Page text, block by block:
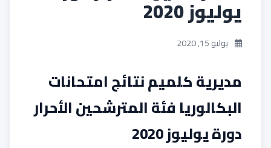
يوليوز 2020
يوليو 15, 2020
مديرية كلميم نتائج امتحانات
البكالوريا فئة المترشحين الأحرار
دورة يوليوز 2020